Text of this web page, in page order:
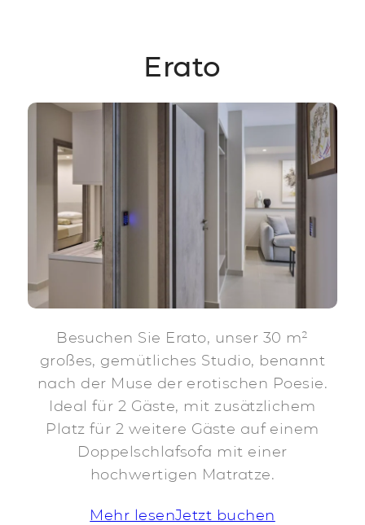
Erato
Besuchen Sie Erato, unser 30 m²
großes, gemütliches Studio, benannt
nach der Muse der erotischen Poesie.
Ideal für 2 Gäste, mit zusätzlichem
Platz für 2 weitere Gäste auf einem
Doppelschlafsofa mit einer
hochwertigen Matratze.
Mehr lesenJetzt buchen